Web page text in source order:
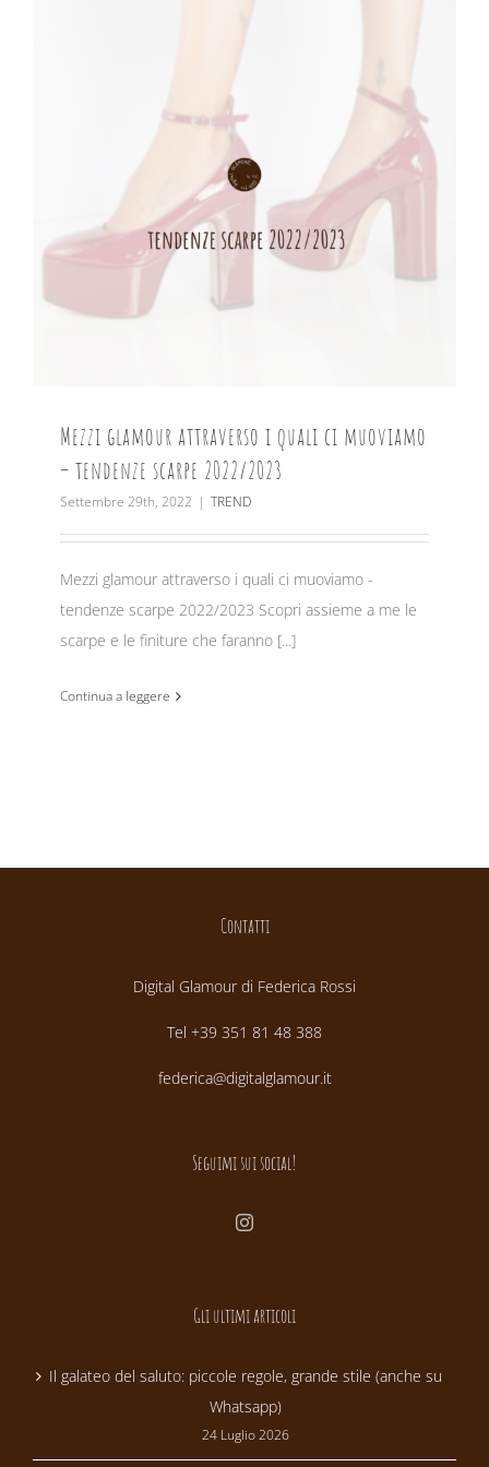
Mezzi glamour attraverso i quali ci muoviamo
– tendenze scarpe 2022/2023
Settembre 29th, 2022 | TREND
Mezzi glamour attraverso i quali ci muoviamo -
tendenze scarpe 2022/2023 Scopri assieme a me le
scarpe e le finiture che faranno [...]
Continua a leggere
Contatti
Digital Glamour di Federica Rossi
Tel +39 351 81 48 388
federica@digitalglamour.it
Seguimi sui social!
Gli ultimi articoli
Il galateo del saluto: piccole regole, grande stile (anche su
Whatsapp)
24 Luglio 2026